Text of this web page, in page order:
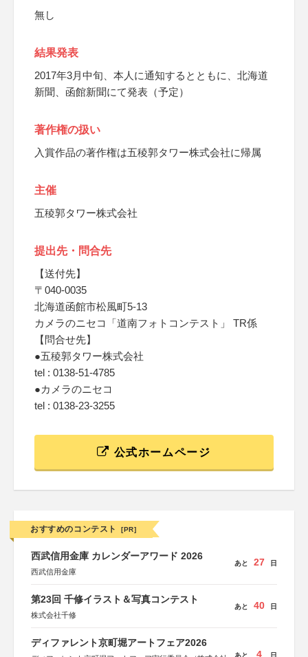
無し
結果発表
2017年3月中旬、本人に通知するとともに、北海道
新聞、函館新聞にて発表（予定）
著作権の扱い
入賞作品の著作権は五稜郭タワー株式会社に帰属
主催
五稜郭タワー株式会社
提出先・問合先
【送付先】
〒040-0035
北海道函館市松風町5-13
カメラのニセコ「道南フォトコンテスト」 TR係
【問合せ先】
●五稜郭タワー株式会社
tel : 0138-51-4785
●カメラのニセコ
tel : 0138-23-3255
公式ホームページ
おすすめのコンテスト [PR]
西武信用金庫 カレンダーアワード 2026
西武信用金庫
あと 27 日
第23回 千修イラスト＆写真コンテスト
株式会社千修
あと 40 日
ディファレント京町堀アートフェア2026
あと 4 日